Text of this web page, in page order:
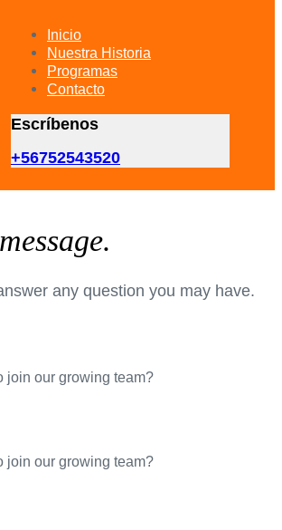
Inicio
Nuestra Historia
Programas
Contacto
Escríbenos
+56752543520
message.
any question you may have.
join our growing team?
join our growing team?